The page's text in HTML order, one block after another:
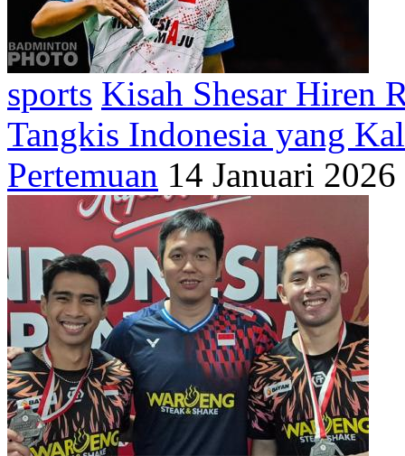
sports Kisah Shesar Hiren
Tangkis Indonesia yang
Pertemuan 14 Januari